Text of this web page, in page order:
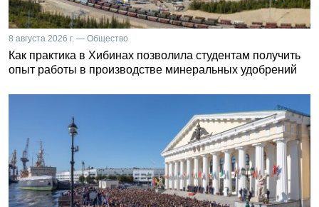
8 августа 2026 г. — Общество
Как практика в Хибинах позволила студентам получить
опыт работы в производстве минеральных удобрений